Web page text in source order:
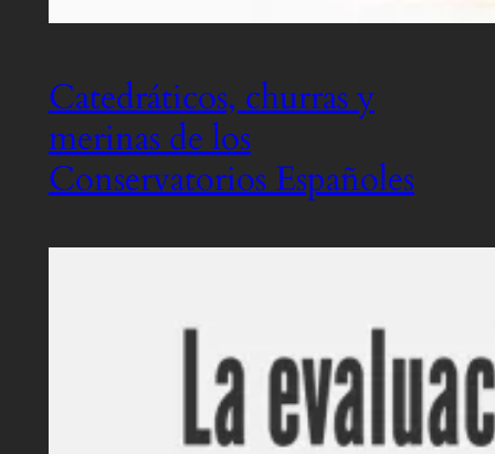
Catedráticos, churras y
merinas de los
Conservatorios Españoles